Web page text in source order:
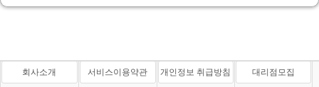
회사소개 서비스이용약관 개인정보 취급방침 대리점모집